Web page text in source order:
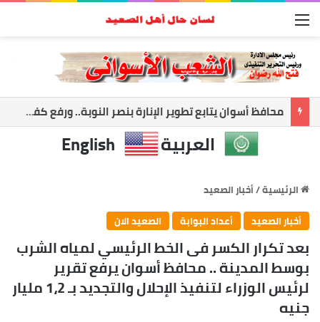
محافظ أسوان يتابع تطوير الإنارة بنصر النوبة.. ورفع كفاءة الطرق لخدمة المواطنين
العربية English
الرئيسية/أخبار الصعيد
أخبار الصعيد
أعداد البوابة الصعيد الان
بعد تكرار الكسر فى الخط الرئيسي لمياه الشرب
بوسط المدينة .. محافظ أسوان يرفع تقرير
لرئيس الوزراء لتنفيذ الإحلال والتجديد بـ 1،2 مليار
جنيه